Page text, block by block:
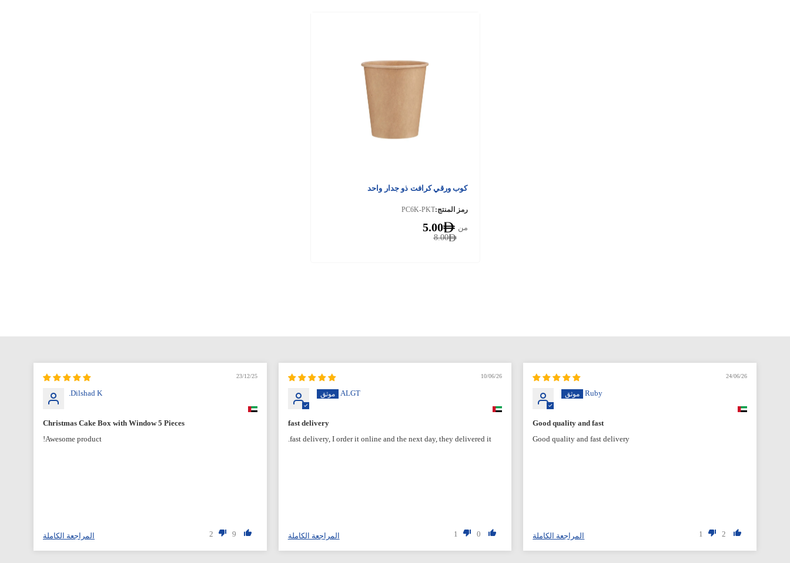
كوب ورقي كرافت ذو جدار واحد
رمز المنتج:PC6K-PKT
8.00
من 5.00
24/06/26
Ruby
Good quality and fast
Good quality and fast delivery
2
1 المراجعة الكاملة
10/06/26
ALGT
fast delivery
fast delivery, I order it online and the next day, they delivered it.
0
1 المراجعة الكاملة
23/12/25
Dilshad K.
Christmas Cake Box with Window 5 Pieces
Awesome product!
9
2 المراجعة الكاملة